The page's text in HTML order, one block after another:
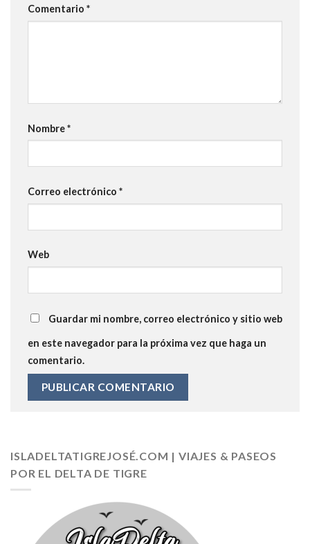
Comentario *
Nombre*
Correo electrónico *
Web
Guardar mi nombre, correo electrónico y sitio web
en este navegador para la próxima vez que haga un
comentario.
ISLADELTATIGREJOSÉ.COM | VIAJES & PASEOS
POR EL DELTA DE TIGRE